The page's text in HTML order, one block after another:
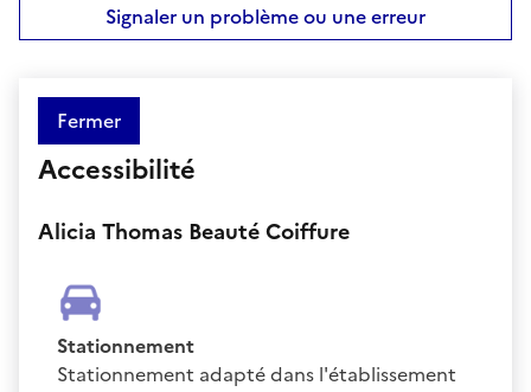
Signaler un problème ou une erreur
Fermer
Accessibilité
Alicia Thomas Beauté Coiffure
Stationnement
Stationnement adapté dans l'établissement